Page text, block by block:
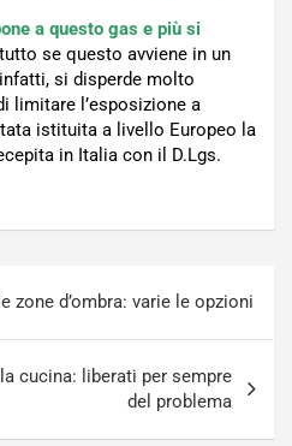
a questo gas e più si
se questo avviene in un
si disperde molto
limitare l’esposizione a
istituita a livello Europeo la
in Italia con il D.Lgs.
zone d’ombra: varie le opzioni
cucina: liberati per sempre
del problema